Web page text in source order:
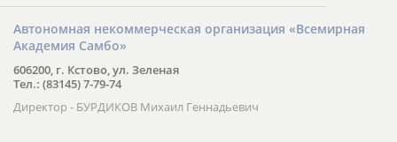
Автономная некоммерческая организация «Всемирная
Академия Самбо»
606200, г. Кстово, ул. Зеленая
Тел.: (83145) 7-79-74
Директор - БУРДИКОВ Михаил Геннадьевич